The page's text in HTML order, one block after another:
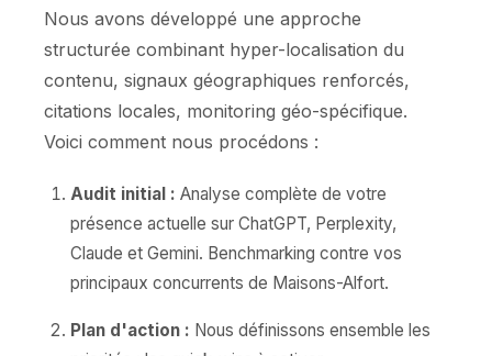
Nous avons développé une approche
structurée combinant hyper-localisation du
contenu, signaux géographiques renforcés,
citations locales, monitoring géo-spécifique.
Voici comment nous procédons :
Audit initial : Analyse complète de votre
présence actuelle sur ChatGPT, Perplexity,
Claude et Gemini. Benchmarking contre vos
principaux concurrents de Maisons-Alfort.
Plan d'action : Nous définissons ensemble les